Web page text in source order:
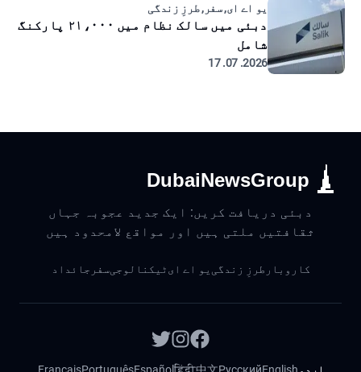
یو اے ای, سفر, طرزِ زندگی
دبئی میں سالک نظام میں ۲۱،۰۰۰ پارکنگ
شامل
2026. 07. 17
DubaiNewsGroup
دبئی دریافت کریں: ایک جدید عجوبہ جہاں
ثقافتیں ملتی ہیں اور مواقع لامحدود ہیں
کاروبار طرزِ زندگی یو اے ایٹیکنالوجیسفر جائداد